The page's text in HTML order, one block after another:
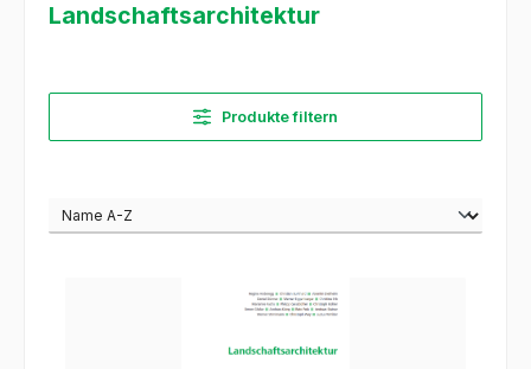
Landschaftsarchitektur
Produkte filtern